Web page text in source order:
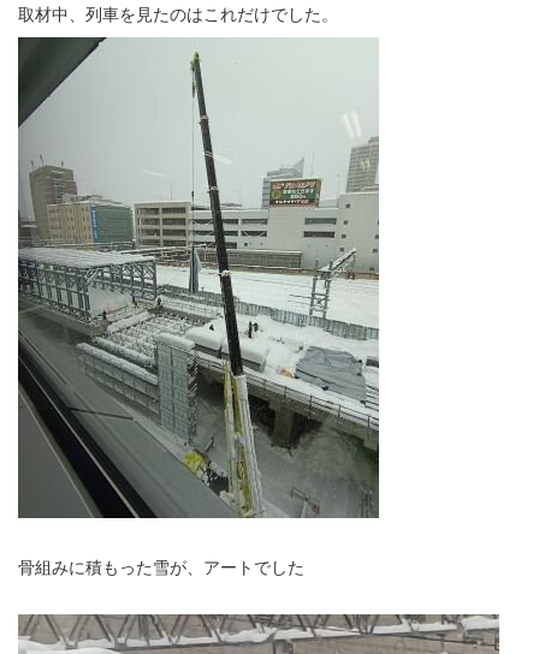
取材中、列車を見たのはこれだけでした。
骨組みに積もった雪が、アートでした